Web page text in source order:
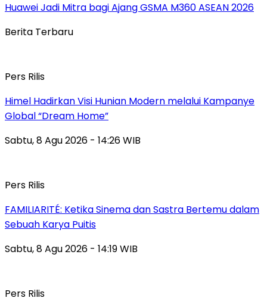
Huawei Jadi Mitra bagi Ajang GSMA M360 ASEAN 2026
Berita Terbaru
Pers Rilis
Himel Hadirkan Visi Hunian Modern melalui Kampanye
Global “Dream Home”
Sabtu, 8 Agu 2026 - 14:26 WIB
Pers Rilis
FAMILIARITÉ: Ketika Sinema dan Sastra Bertemu dalam
Sebuah Karya Puitis
Sabtu, 8 Agu 2026 - 14:19 WIB
Pers Rilis